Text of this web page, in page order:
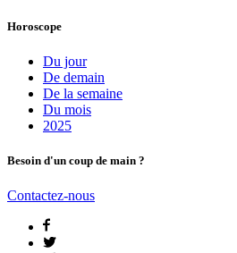
Horoscope
Du jour
De demain
De la semaine
Du mois
2025
Besoin d'un coup de main ?
Contactez-nous